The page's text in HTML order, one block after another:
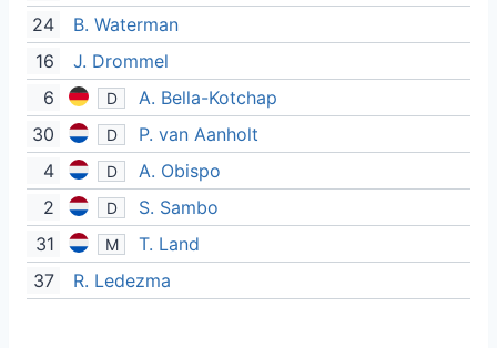
24
B. Waterman
16
J. Drommel
6
D
A. Bella-Kotchap
30
D
P. van Aanholt
4
D
A. Obispo
2
D
S. Sambo
31
M
T. Land
37
R. Ledezma